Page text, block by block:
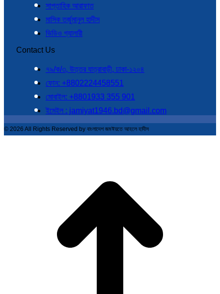
সাপ্তাহিক আরাফাত
মাসিক তর্জুমানুল হাদীস
ভিডিও গ্যালারী
Contact Us
৭৯/ক/৩, উত্তর যাত্রাবাড়ী, ঢাকা-১২০৪
ফোন: +8802224458551
মোবাইল: +8801933 355 901
ইমেইল : jamiyat1946.bd@gmail.com
© 2026 All Rights Reserved by বাংলাদেশ জমঈয়তে আহলে হাদীস